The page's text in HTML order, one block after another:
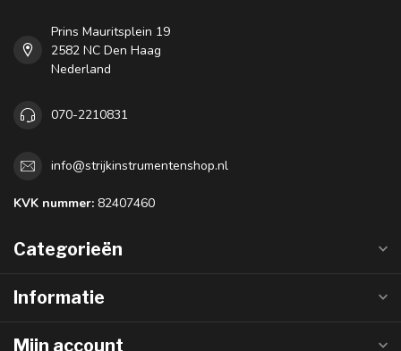
Prins Mauritsplein 19
2582 NC Den Haag
Nederland
070-2210831
info@strijkinstrumentenshop.nl
KVK nummer: 82407460
Categorieën
Informatie
Mijn account